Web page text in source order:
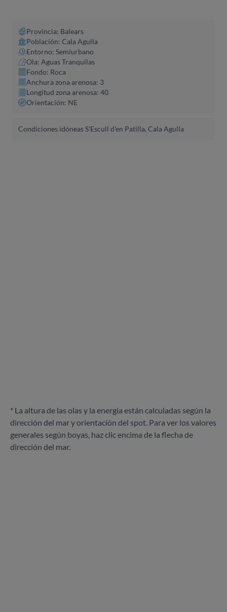
Provincia: Balears
Población: Cala Agulla
Entorno: Semiurbano
Ola: Aguas Tranquilas
Fondo: Roca
Anchura zona arenosa: 3
Longitud zona arenosa: 40
Orientación: NE
Condiciones idóneas S'Escull d'en Patilla, Cala Agulla
* La altura de las olas y la energía están calculadas según la
dirección del mar y orientación del spot. Para ver los valores
generales según boyas, haz clic encima de la flecha de
dirección del mar.